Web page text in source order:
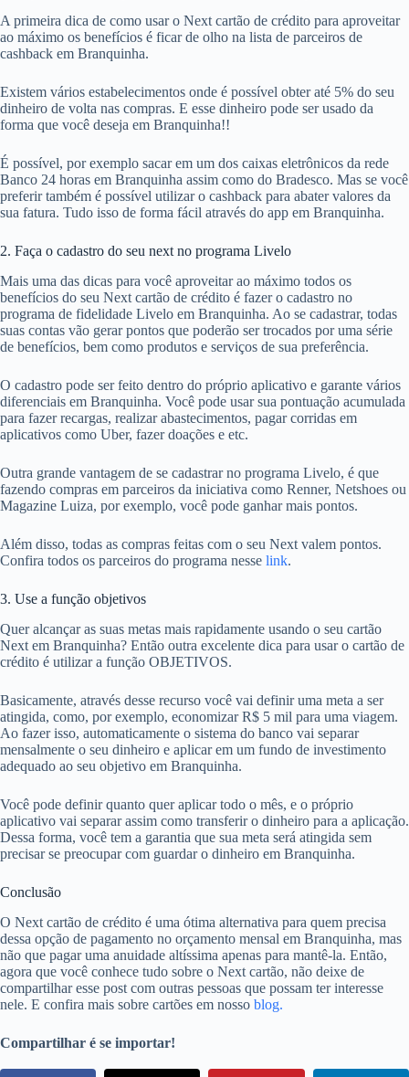
A primeira dica de como usar o Next cartão de crédito para aproveitar
ao máximo os benefícios é ficar de olho na lista de parceiros de
cashback em Branquinha.
Existem vários estabelecimentos onde é possível obter até 5% do seu
dinheiro de volta nas compras. E esse dinheiro pode ser usado da
forma que você deseja em Branquinha!!
É possível, por exemplo sacar em um dos caixas eletrônicos da rede
Banco 24 horas em Branquinha assim como do Bradesco. Mas se você
preferir também é possível utilizar o cashback para abater valores da
sua fatura. Tudo isso de forma fácil através do app em Branquinha.
2. Faça o cadastro do seu next no programa Livelo
Mais uma das dicas para você aproveitar ao máximo todos os
benefícios do seu Next cartão de crédito é fazer o cadastro no
programa de fidelidade Livelo em Branquinha. Ao se cadastrar, todas
suas contas vão gerar pontos que poderão ser trocados por uma série
de benefícios, bem como produtos e serviços de sua preferência.
O cadastro pode ser feito dentro do próprio aplicativo e garante vários
diferenciais em Branquinha. Você pode usar sua pontuação acumulada
para fazer recargas, realizar abastecimentos, pagar corridas em
aplicativos como Uber, fazer doações e etc.
Outra grande vantagem de se cadastrar no programa Livelo, é que
fazendo compras em parceiros da iniciativa como Renner, Netshoes ou
Magazine Luiza, por exemplo, você pode ganhar mais pontos.
Além disso, todas as compras feitas com o seu Next valem pontos.
Confira todos os parceiros do programa nesse link.
3. Use a função objetivos
Quer alcançar as suas metas mais rapidamente usando o seu cartão
Next em Branquinha? Então outra excelente dica para usar o cartão de
crédito é utilizar a função OBJETIVOS.
Basicamente, através desse recurso você vai definir uma meta a ser
atingida, como, por exemplo, economizar R$ 5 mil para uma viagem.
Ao fazer isso, automaticamente o sistema do banco vai separar
mensalmente o seu dinheiro e aplicar em um fundo de investimento
adequado ao seu objetivo em Branquinha.
Você pode definir quanto quer aplicar todo o mês, e o próprio
aplicativo vai separar assim como transferir o dinheiro para a aplicação.
Dessa forma, você tem a garantia que sua meta será atingida sem
precisar se preocupar com guardar o dinheiro em Branquinha.
Conclusão
O Next cartão de crédito é uma ótima alternativa para quem precisa
dessa opção de pagamento no orçamento mensal em Branquinha, mas
não que pagar uma anuidade altíssima apenas para mantê-la. Então,
agora que você conhece tudo sobre o Next cartão, não deixe de
compartilhar esse post com outras pessoas que possam ter interesse
nele. E confira mais sobre cartões em nosso blog.
Compartilhar é se importar!